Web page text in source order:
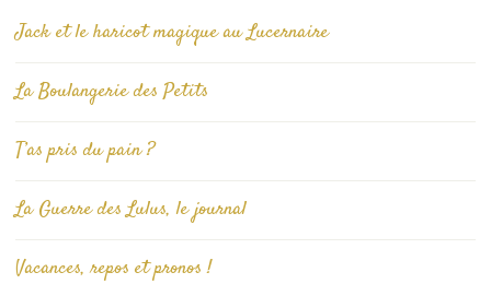
Jack et le haricot magique au Lucernaire
La Boulangerie des Petits
T’as pris du pain ?
La Guerre des Lulus, le journal
Vacances, repos et pronos !